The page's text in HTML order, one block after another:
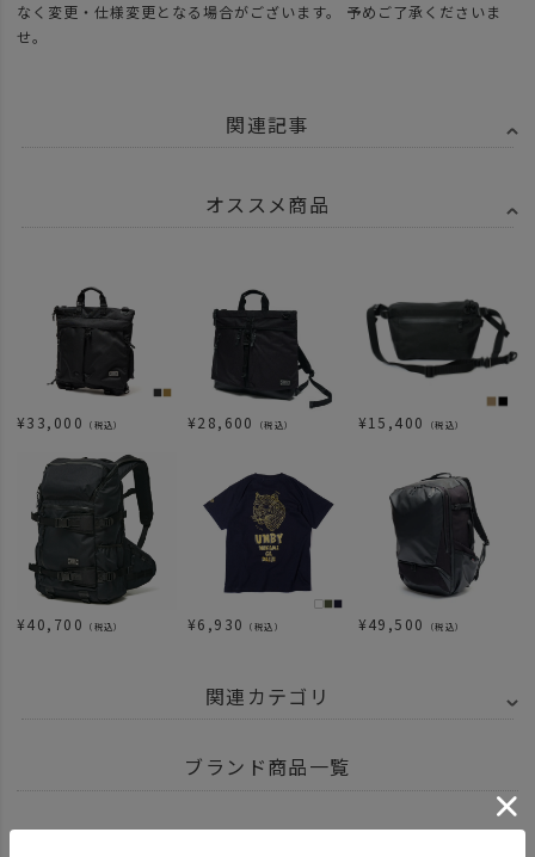
なく変更・仕様変更となる場合がございます。 予めご了承くださいま
せ。
関連記事
オススメ商品
¥33,000 （税込） ¥28,600 （税込） ¥15,400 （税込）
¥40,700 （税込） ¥6,930 （税込） ¥49,500 （税込）
関連カテゴリ
携帯アクセサリー
ブランド商品一覧